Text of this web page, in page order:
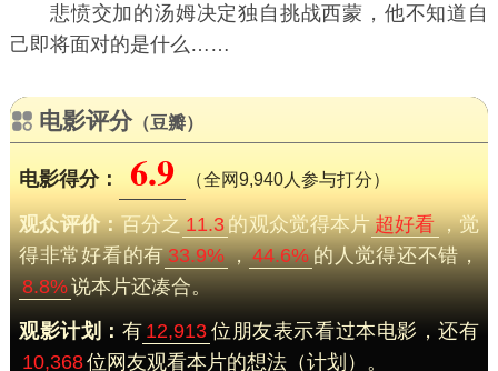
悲愤交加的汤姆决定独自挑战西蒙，他不知道自
己即将面对的是什么……
电影评分（豆瓣）
电影得分： 6.9 （全网9,940人参与打分）
观众评价：百分之11.3的观众觉得本片超好看，觉
得非常好看的有33.9%，44.6%的人觉得还不错，
8.8%说本片还凑合。
观影计划： 有 12,913 位朋友表示看过本电影，还有
10,368位网友观看本片的想法（计划）。